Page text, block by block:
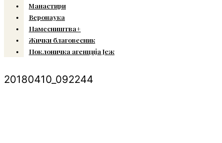
Манастири
Веронаука
Намесништва+
Жички благовесник
Поклоничка агенција Јеж
20180410_092244